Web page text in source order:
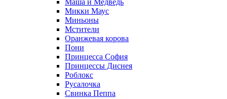
Маша и Медведь
Микки Маус
Миньоны
Мстители
Оранжевая корова
Пони
Принцесса София
Принцессы Диснея
Роблокс
Русалочка
Свинка Пеппа